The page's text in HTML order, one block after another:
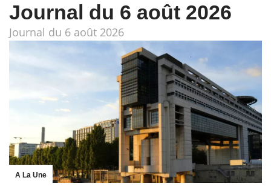
Journal du 6 août 2026
Journal du 6 août 2026
A La Une